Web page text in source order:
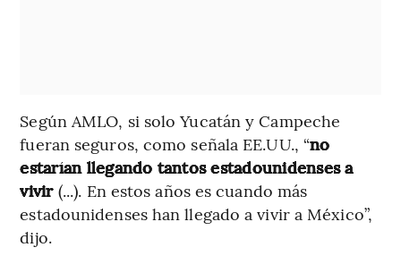
Según AMLO, si solo Yucatán y Campeche
fueran seguros, como señala EE.UU., “no
estarían llegando tantos estadounidenses a
vivir (...). En estos años es cuando más
estadounidenses han llegado a vivir a México”,
dijo.